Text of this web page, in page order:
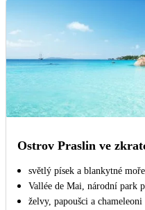
Ostrov Praslin ve
světlý písek a blankytné moře
Vallée de Mai, národní park
želvy, papoušci a chameleoni